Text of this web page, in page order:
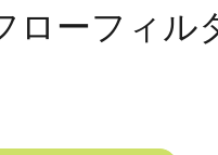
ローフィル